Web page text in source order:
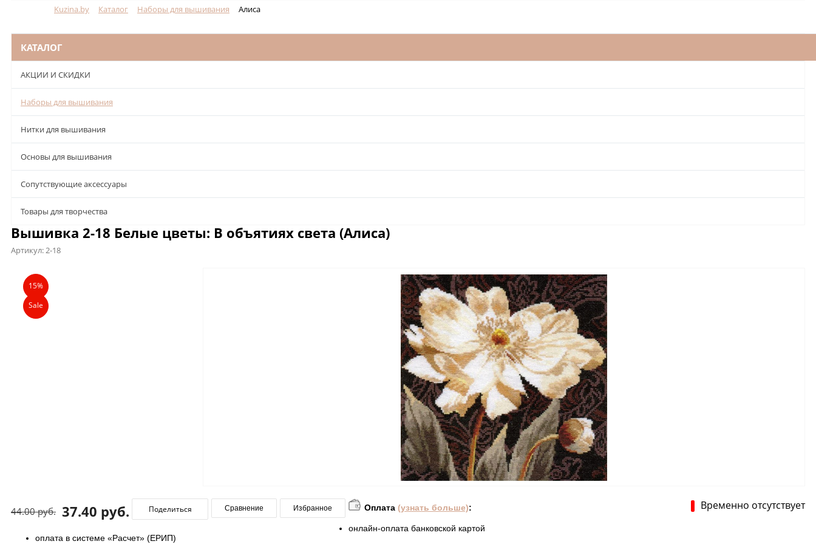
Kuzina.by Каталог Наборы для вышивания Алиса
КАТАЛОГ
АКЦИИ И СКИДКИ
Наборы для вышивания
Нитки для вышивания
Основы для вышивания
Сопутствующие аксессуары
Товары для творчества
Вышивка 2-18 Белые цветы: В объятиях света (Алиса)
Артикул:2-18
Описание
15%
Sale
Временно отсутствует
37.40 руб.
44.00 руб. Поделиться Сравнение Избранное Оплата (узнать больше):
онлайн-оплата банковской картой
оплата в системе «Расчет» (ЕРИП)